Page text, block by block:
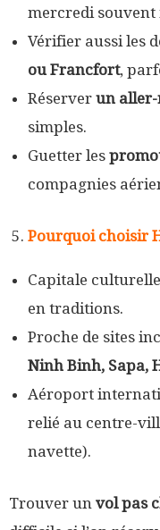
mercredi souvent
Vérifier aussi les
ou Francfort,
Réserver un
simples.
Guetter les
compagnies
Pourquoi choisir
Capitale
en traditions.
Proche de sites
Ninh Binh, Sapa,
Aéroport
relié au centre-
navette).
Trouver un vol pas